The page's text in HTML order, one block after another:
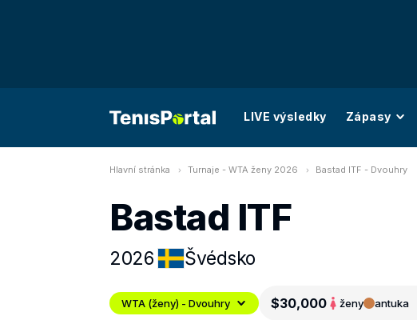
LIVE výsledky Zápasy
Hlavní stránka Turnaje - WTA ženy 2026 Bastad ITF - Dvouhry
Bastad ITF
2026 Švédsko
WTA (ženy) - Dvouhry $30,000 ženy antuka